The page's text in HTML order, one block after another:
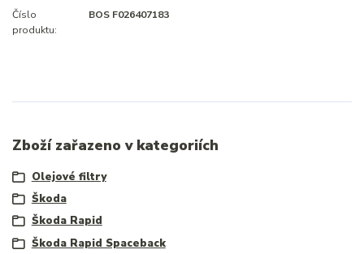
Číslo
produktu:
BOS F026407183
Zboží zařazeno v kategoriích
Olejové filtry
Škoda
Škoda Rapid
Škoda Rapid Spaceback